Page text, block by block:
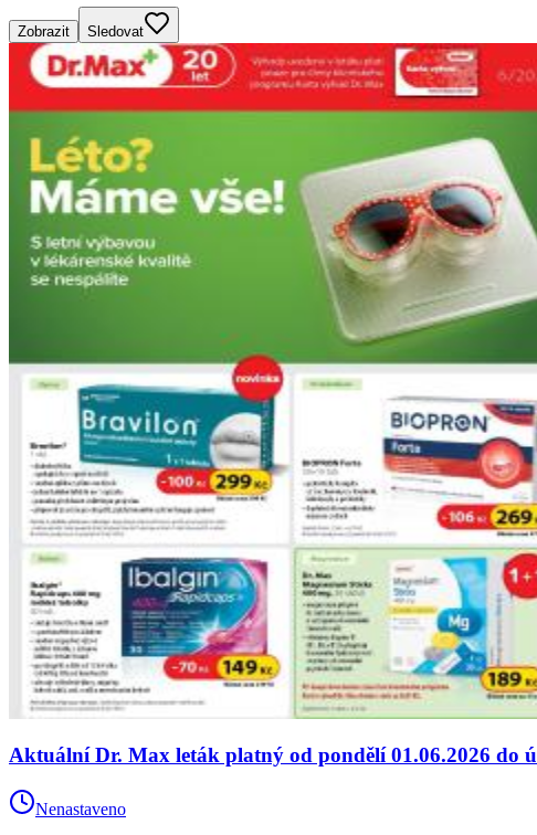
Zobrazit Sledovat
Aktuální Dr. Max leták platný od pondělí 01.06.2026 do
Nenastaveno